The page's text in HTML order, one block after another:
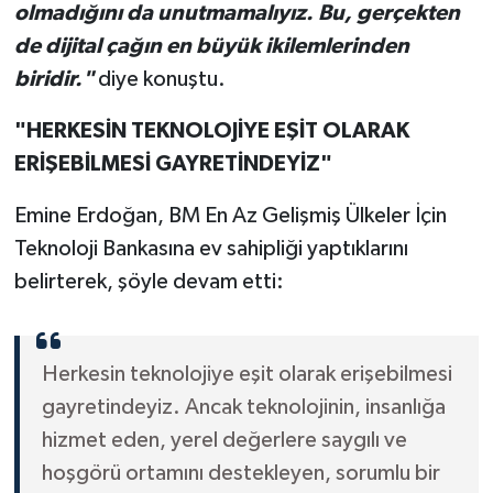
olmadığını da unutmamalıyız. Bu, gerçekten
de dijital çağın en büyük ikilemlerinden
biridir."diye konuştu.
"HERKESİN TEKNOLOJİYE EŞİT OLARAK
ERİŞEBİLMESİ GAYRETİNDEYİZ"
Emine Erdoğan, BM En Az Gelişmiş Ülkeler İçin
Teknoloji Bankasına ev sahipliği yaptıklarını
belirterek, şöyle devam etti:
Herkesin teknolojiye eşit olarak erişebilmesi
gayretindeyiz. Ancak teknolojinin, insanlığa
hizmet eden, yerel değerlere saygılı ve
hoşgörü ortamını destekleyen, sorumlu bir